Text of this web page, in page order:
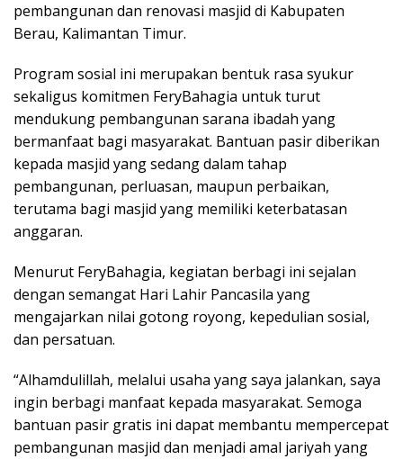
pembangunan dan renovasi masjid di Kabupaten
Berau, Kalimantan Timur.
Program sosial ini merupakan bentuk rasa syukur
sekaligus komitmen FeryBahagia untuk turut
mendukung pembangunan sarana ibadah yang
bermanfaat bagi masyarakat. Bantuan pasir diberikan
kepada masjid yang sedang dalam tahap
pembangunan, perluasan, maupun perbaikan,
terutama bagi masjid yang memiliki keterbatasan
anggaran.
Menurut FeryBahagia, kegiatan berbagi ini sejalan
dengan semangat Hari Lahir Pancasila yang
mengajarkan nilai gotong royong, kepedulian sosial,
dan persatuan.
“Alhamdulillah, melalui usaha yang saya jalankan, saya
ingin berbagi manfaat kepada masyarakat. Semoga
bantuan pasir gratis ini dapat membantu mempercepat
pembangunan masjid dan menjadi amal jariyah yang